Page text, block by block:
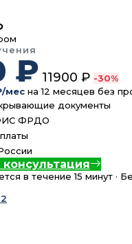
₽ 11900 ₽ -30%
мес на 12 месяцев без
документы
ФРДО
в течение 15 минут ·